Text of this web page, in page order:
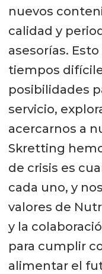
nuevos
calidad y
asesorías.
tiempos
posibilidades
servicio,
acercarnos a
Skretting
de crisis es
cada uno, y
valores de
y la
para cumplir
alimentar el